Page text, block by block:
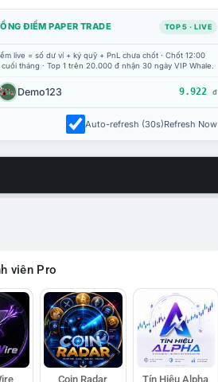
ĐIỂM PAPER TRADE TOP 5 · LIVE
live = số dư ví + ký quỹ + PnL chưa chốt · Chốt 12:00
tháng · Top 1 trên 20.000 đ nhận 30 ngày VIP Whale.
Demo123 9.922 đ
Auto-refresh (30s)Refresh Now
viên Pro
Coin Radar Tín Hiệu Alpha